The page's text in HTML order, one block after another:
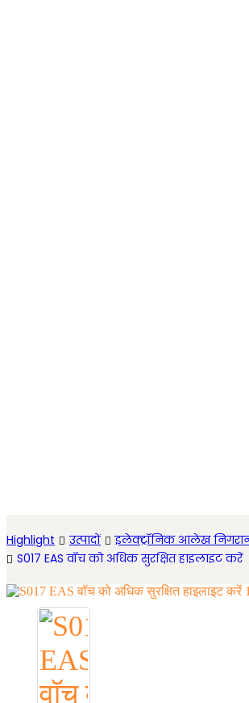
Highlight उत्पादों इलेक्ट्रॉनिक आलेख
S017 EAS वॉच को अधिक सुरक्षित हाइलाइट करें